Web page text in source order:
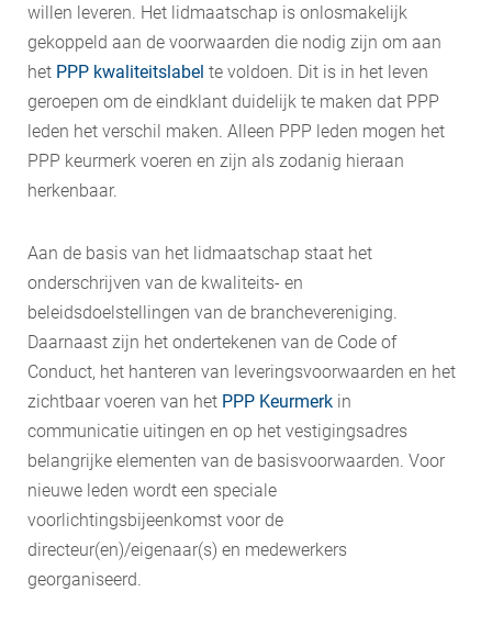
willen leveren. Het lidmaatschap is onlosmakelijk
gekoppeld aan de voorwaarden die nodig zijn om aan
het PPP kwaliteitslabel te voldoen. Dit is in het leven
geroepen om de eindklant duidelijk te maken dat PPP
leden het verschil maken. Alleen PPP leden mogen het
PPP keurmerk voeren en zijn als zodanig hieraan
herkenbaar.
Aan de basis van het lidmaatschap staat het
onderschrijven van de kwaliteits- en
beleidsdoelstellingen van de branchevereniging.
Daarnaast zijn het ondertekenen van de Code of
Conduct, het hanteren van leveringsvoorwaarden en het
zichtbaar voeren van het PPP Keurmerk in
communicatie uitingen en op het vestigingsadres
belangrijke elementen van de basisvoorwaarden. Voor
nieuwe leden wordt een speciale
voorlichtingsbijeenkomst voor de
directeur(en)/eigenaar(s) en medewerkers
georganiseerd.